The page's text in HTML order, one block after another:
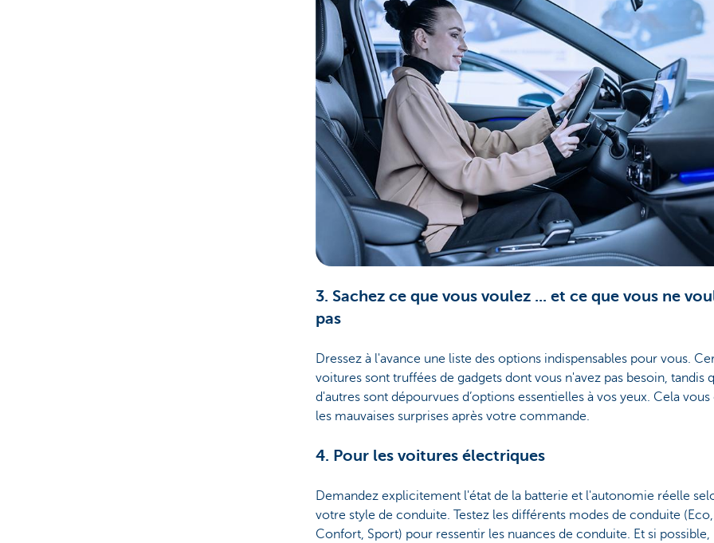
3. Sachez ce que vous voulez ... et ce que vous ne
pas
Dressez à l'avance une liste des options indispensables pour vous.
voitures sont truffées de gadgets dont vous n'avez pas besoin, tandis
d'autres sont dépourvues d’options essentielles à vos yeux. Cela
les mauvaises surprises après votre commande.
4. Pour les voitures électriques
Demandez explicitement l'état de la batterie et l'autonomie réelle
votre style de conduite. Testez les différents modes de conduite (Eco,
Confort, Sport) pour ressentir les nuances de conduite. Et si possible,